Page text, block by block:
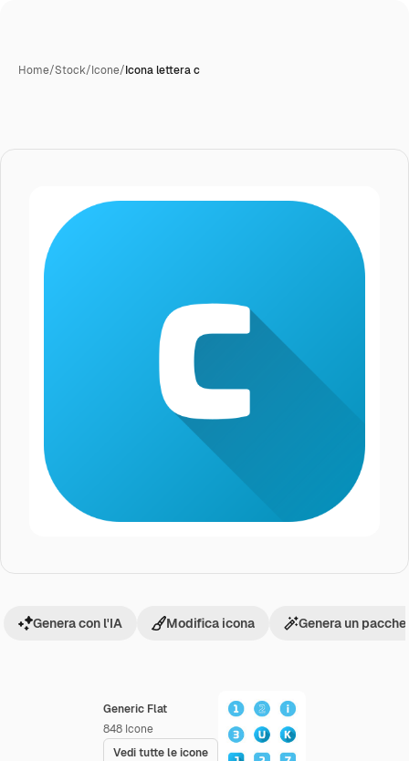
Home/Stock/Icone/Icona lettera c
Generic Flat
848 Icone
Vedi tutte le icone
Genera con l'IA Modifica icona Genera un